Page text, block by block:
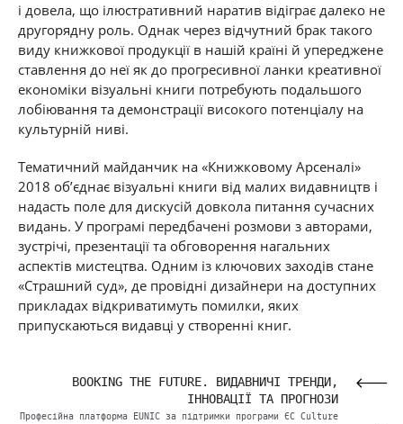
і довела, що ілюстративний наратив відіграє далеко не
другорядну роль. Однак через відчутний брак такого
виду книжкової продукції в нашій країні й упереджене
ставлення до неї як до прогресивної ланки креативної
економіки візуальні книги потребують подальшого
лобіювання та демонстрації високого потенціалу на
культурній ниві.
Тематичний майданчик на «Книжковому Арсеналі»
2018 об’єднає візуальні книги від малих видавництв і
надасть поле для дискусій довкола питання сучасних
видань. У програмі передбачені розмови з авторами,
зустрічі, презентації та обговорення нагальних
аспектів мистецтва. Одним із ключових заходів стане
«Страшний суд», де провідні дизайнери на доступних
прикладах відкриватимуть помилки, яких
припускаються видавці у створенні книг.
BOOKING THE FUTURE. ВИДАВНИЧІ ТРЕНДИ,
ІННОВАЦІЇ ТА ПРОГНОЗИ
Професійна платформа EUNIC за підтримки програми ЄС Culture